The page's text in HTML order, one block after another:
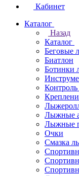
Кабинет
Каталог
Назад
Каталог
Беговые
Биатлон
Ботинки
Лыжные
Лыжные
Очки
Смазка